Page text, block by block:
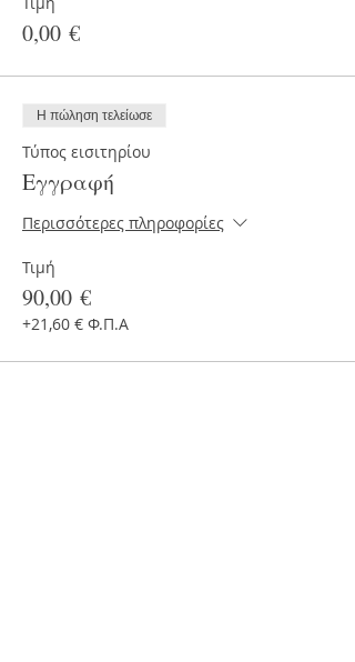
0,00 €
Η πώληση τελείωσε
Τύπος εισιτηρίου
Εγγραφή
Περισσότερες πληροφορίες
Τιμή
90,00 €
+21,60 € Φ.Π.Α